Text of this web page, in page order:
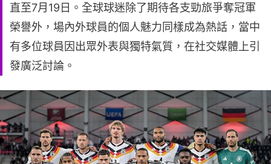
直至7月19日。全球球迷除了期待各支勁旅爭奪冠軍
榮譽外，場內外球員的個人魅力同樣成為熱話，當中
有多位球員因出眾外表與獨特氣質，在社交媒體上引
發廣泛討論。